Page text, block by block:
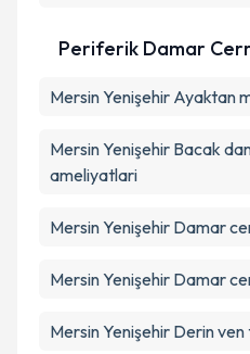
Periferik Damar
Mersin Yenişehir Ayaktan
Mersin Yenişehir Bacak
ameliyatlari
Mersin Yenişehir Damar
Mersin Yenişehir Damar
Mersin Yenişehir Derin